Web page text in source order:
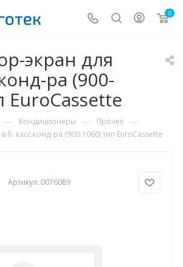
0
экран для
ра (900-
EuroCassette
— Кондиционеры — Прочее —
касс.конд-ра (900-1060) тип EuroCassette
Артикул: 0076089